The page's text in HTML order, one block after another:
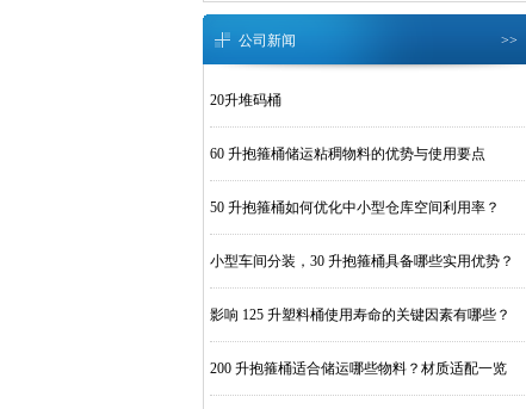
公司新闻 >>
20升堆码桶
60 升抱箍桶储运粘稠物料的优势与使用要点
50 升抱箍桶如何优化中小型仓库空间利用率？
小型车间分装，30 升抱箍桶具备哪些实用优势？
影响 125 升塑料桶使用寿命的关键因素有哪些？
200 升抱箍桶适合储运哪些物料？材质适配一览